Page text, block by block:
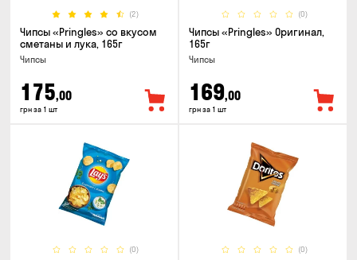
(2)
Чипсы «Pringles» со вкусом
сметаны и лука, 165г
Чипсы
175,00
грн за 1 шт
(0)
Чипсы «Pringles» Оригинал,
165г
Чипсы
169,00
грн за 1 шт
(0) (0)